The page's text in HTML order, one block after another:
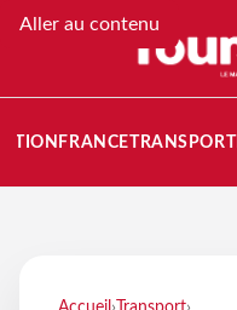
Aller au contenu
FRANCETRANSPORT